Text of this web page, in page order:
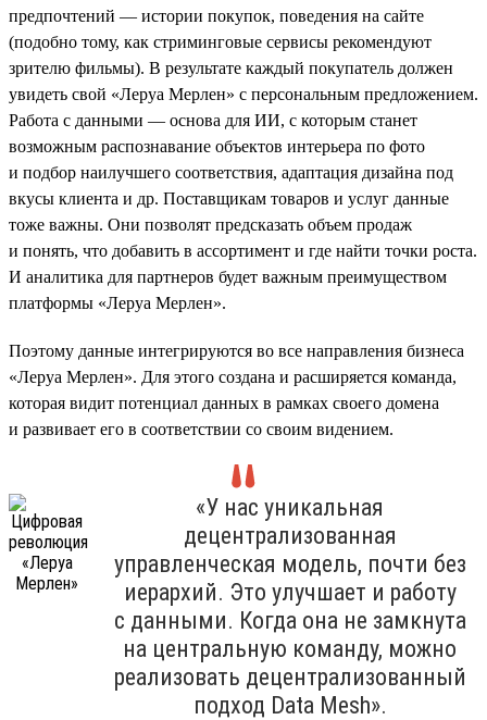
предпочтений — истории покупок, поведения на сайте
(подобно тому, как стриминговые сервисы рекомендуют
зрителю фильмы). В результате каждый покупатель должен
увидеть свой «Леруа Мерлен» с персональным предложением.
Работа с данными — основа для ИИ, с которым станет
возможным распознавание объектов интерьера по фото
и подбор наилучшего соответствия, адаптация дизайна под
вкусы клиента и др. Поставщикам товаров и услуг данные
тоже важны. Они позволят предсказать объем продаж
и понять, что добавить в ассортимент и где найти точки роста.
И аналитика для партнеров будет важным преимуществом
платформы «Леруа Мерлен».
Поэтому данные интегрируются во все направления бизнеса
«Леруа Мерлен». Для этого создана и расширяется команда,
которая видит потенциал данных в рамках своего домена
и развивает его в соответствии со своим видением.
«У нас уникальная
децентрализованная
управленческая модель, почти без
иерархий. Это улучшает и работу
с данными. Когда она не замкнута
на центральную команду, можно
реализовать децентрализованный
подход Data Mesh».